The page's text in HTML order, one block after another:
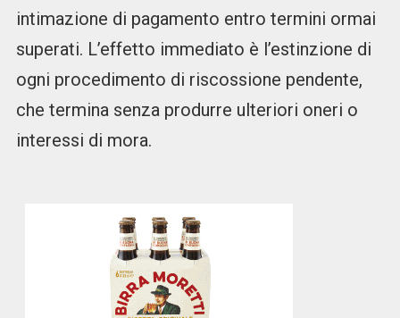
intimazione di pagamento entro termini ormai
superati. L’effetto immediato è l’estinzione di
ogni procedimento di riscossione pendente,
che termina senza produrre ulteriori oneri o
interessi di mora.